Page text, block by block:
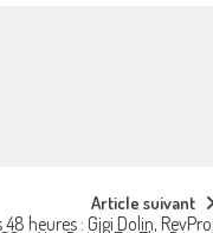
Article suivant
heures : Gigi Dolin,